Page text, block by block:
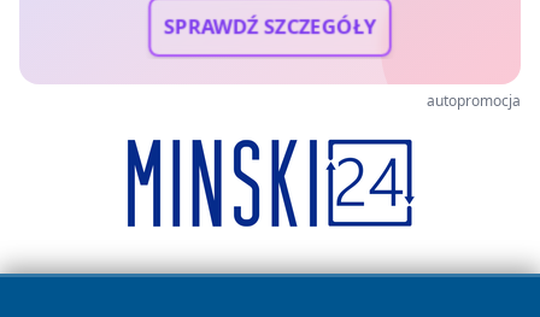
SPRAWDŹ SZCZEGÓŁY
autopromocja